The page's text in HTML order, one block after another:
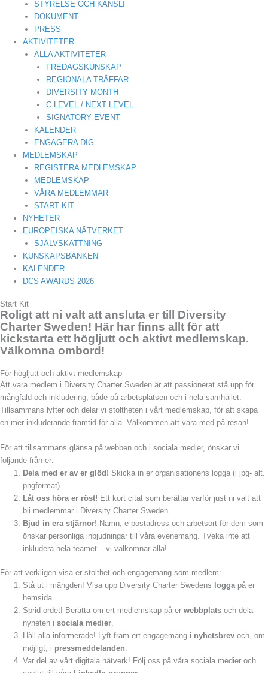
STYRELSE OCH KANSLI
DOKUMENT
PRESS
AKTIVITETER
ALLA AKTIVITETER
FREDAGSKUNSKAP
REGIONALA TRÄFFAR
DIVERSITY MONTH
C LEVEL / NEXT LEVEL
SIGNATORY EVENT
KALENDER
ENGAGERA DIG
MEDLEMSKAP
REGISTERA MEDLEMSKAP
MEDLEMSKAP
VÅRA MEDLEMMAR
START KIT
NYHETER
EUROPEISKA NÄTVERKET
SJÄLVSKATTNING
KUNSKAPSBANKEN
KALENDER
DCS AWARDS 2026
Start Kit
Roligt att ni valt att ansluta er till Diversity
Charter Sweden! Här har finns allt för att
kickstarta ett högljutt och aktivt medlemskap.
Välkomna ombord!
För högljutt och aktivt medlemskap
Att vara medlem i Diversity Charter Sweden är att passionerat stå upp för
mångfald och inkludering, både på arbetsplatsen och i hela samhället.
Tillsammans lyfter och delar vi stoltheten i vårt medlemskap, för att skapa
en mer inkluderande framtid för alla. Välkommen att vara med på resan!
För att tillsammans glänsa på webben och i sociala medier, önskar vi
följande från er:
Dela med er av er glöd! Skicka in er organisationens logga (i jpg- alt.
pngformat).
Låt oss höra er röst! Ett kort citat som berättar varför just ni valt att
bli medlemmar i Diversity Charter Sweden.
Bjud in era stjärnor! Namn, e-postadress och arbetsort för dem som
önskar personliga inbjudningar till våra evenemang. Tveka inte att
inkludera hela teamet – vi välkomnar alla!
För att verkligen visa er stolthet och engagemang som medlem:
Stå ut i mängden! Visa upp Diversity Charter Swedens logga på er
hemsida.
Sprid ordet! Berätta om ert medlemskap på erwebbplats och dela
nyheten isociala medier
Håll alla informerade! Lyft fram ert engagemang i nyhetsbrev och, om
möjligt, i pressmeddelanden
Var del av vårt digitala nätverk! Följ oss på våra sociala medier och